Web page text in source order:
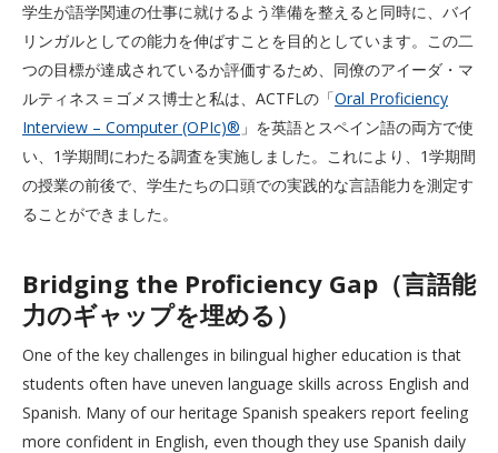
学生が語学関連の仕事に就けるよう準備を整えると同時に、バイ
リンガルとしての能力を伸ばすことを目的としています。この二
つの目標が達成されているか評価するため、同僚のアイーダ・マ
ルティネス＝ゴメス博士と私は、ACTFLの「Oral Proficiency
Interview – Computer (OPIc)® 」を英語とスペイン語の両方で使
い、1学期間にわたる調査を実施しました。これにより、1学期間
の授業の前後で、学生たちの口頭での実践的な言語能力を測定す
ることができました。
Bridging the Proficiency Gap（言語能
力のギャップを埋める）
One of the key challenges in bilingual higher education is that
students often have uneven language skills across English and
Spanish. Many of our heritage Spanish speakers report feeling
more confident in English, even though they use Spanish daily